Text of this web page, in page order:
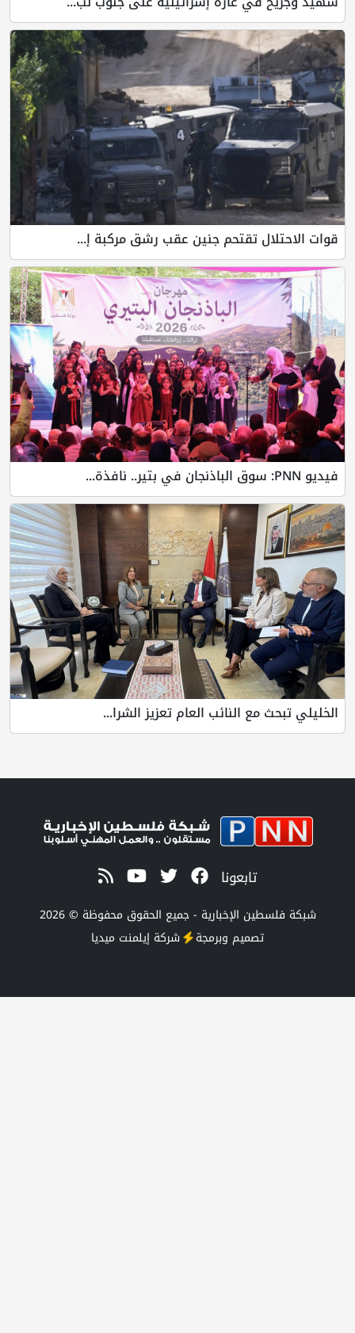
تقتحم جنين عقب رشق مركبة إ...
مع النائب العام تعزيز الشرا...
الإخبارية - جميع الحقوق محفوظة © 2026
شركةإيلمنت ميديا